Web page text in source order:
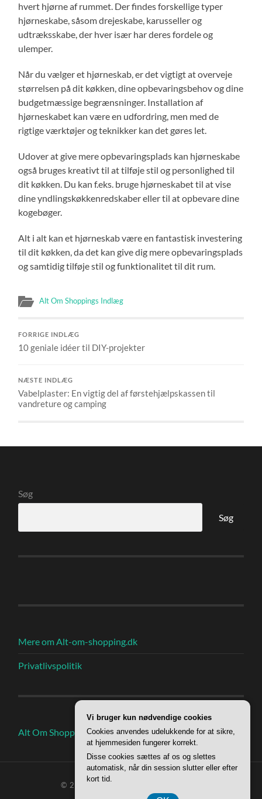
hvert hjørne af rummet. Der findes forskellige typer
hjørneskabe, såsom drejeskabe, karusseller og
udtræksskabe, der hver især har deres fordele og
ulemper.
Når du vælger et hjørneskab, er det vigtigt at overveje
størrelsen på dit køkken, dine opbevaringsbehov og dine
budgetmæssige begrænsninger. Installation af
hjørneskabet kan være en udfordring, men med de
rigtige værktøjer og teknikker kan det gøres let.
Udover at give mere opbevaringsplads kan hjørneskabe
også bruges kreativt til at tilføje stil og personlighed til
dit køkken. Du kan f.eks. bruge hjørneskabet til at vise
dine yndlingskøkkenredskaber eller til at opbevare dine
kogebøger.
Alt i alt kan et hjørneskab være en fantastisk investering
til dit køkken, da det kan give dig mere opbevaringsplads
og samtidig tilføje stil og funktionalitet til dit rum.
Alt Om Shoppings Indlæg
FORRIGE INDLÆG
10 geniale idéer til DIY-projekter
NÆSTE INDLÆG
Vabelplaster: En vigtig del af førstehjælpskassen til
vandreture og camping
Søg
Søg
Mere om Alt-om-shopping.dk
Privatlivspolitik
Alt Om Shoppings Indlæg
© 2026
Vi bruger kun nødvendige cookies
Cookies anvendes udelukkende for at sikre,
at hjemmesiden fungerer korrekt.
Disse cookies sættes af os og slettes
automatisk, når din session slutter eller efter
kort tid.